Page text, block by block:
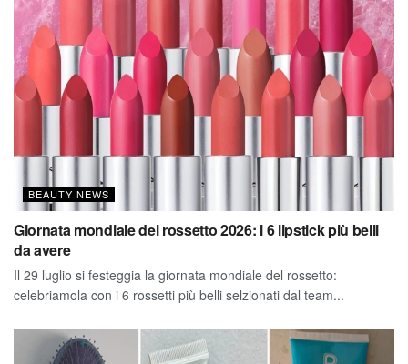
BEAUTY NEWS
Giornata mondiale del rossetto 2026: i 6 lipstick più belli
da avere
Il 29 luglio si festeggia la giornata mondiale del rossetto:
celebriamola con i 6 rossetti più belli selzionati dal team...